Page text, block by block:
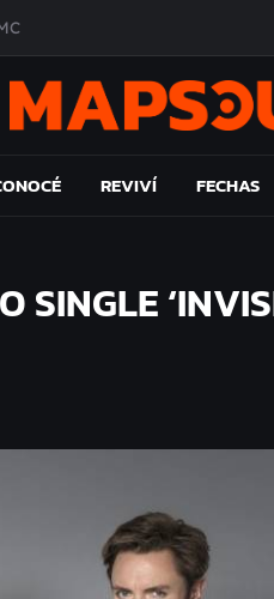
EN FORMA DE DISCO
REVIVÍ FECHAS
SINGLE